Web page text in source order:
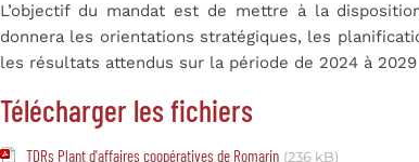
L’objectif du mandat est de mettre à la
donnera les orientations stratégiques, les
les résultats attendus sur la période de 2024 à 2029
Télécharger les fichiers
TDRs Plant d'affaires coopératives de Romarin (236 kB)